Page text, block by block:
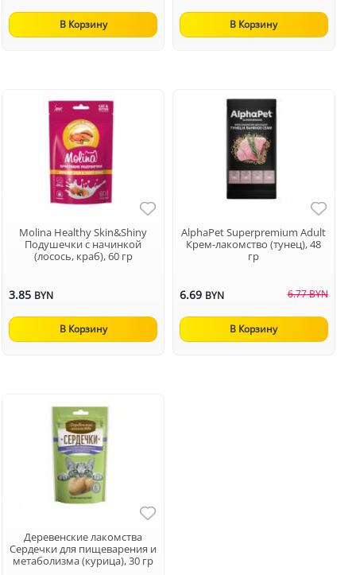
В Корзину В Корзину
Molina Healthy Skin&Shiny
Подушечки с начинкой
(лосось, краб), 60 гр
3.85 BYN
В Корзину
AlphaPet Superpremium Adult
Крем-лакомство (тунец), 48
гр
6.69 BYN 6.77 BYN
В Корзину
Деревенские лакомства
Сердечки для пищеварения и
метаболизма (курица), 30 гр